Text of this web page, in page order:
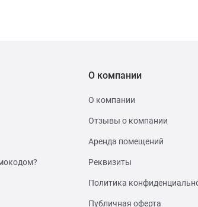
О компании
О компании
Отзывы о компании
Аренда помещений
Реквизиты
Политика
Публичная оферта